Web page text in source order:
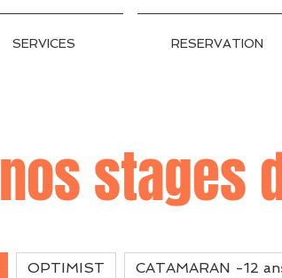
SERVICES RESERVATION
nos stages
OPTIMIST CATAMARAN -12